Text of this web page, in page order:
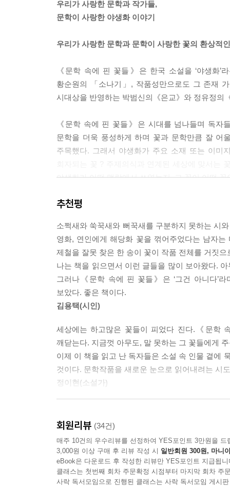
찬바람이 불어 두꺼운 외투를 입고 갔는데, 그곳
고, 가로수도 전부 산수유였다. 산수유뿐만 아니
니는 발견하지 못했다. --- p.112
《혼불》에는 왜 여뀌가 자주 등장할까. 소설의
가 ‘여뀌 요’자라는 것을 알면서 그 궁금증이 풀
만발했으면 이런 이름까지 얻었을까. 요천에 여뀌
‘능소화를 집안에서 키우면 좋지 않다’는 말은
소화 꽃가루 때문에 시력을 잃을 위험은 거의 없
이런 해당화가《토지》에 반복적으로 나오는 이
그런데 이 해당화가 멸종 위기까지 몰린 적이 있
980년대 말에는 동해안에서 해당화를 거의 볼 수
년 강원도 삼척 주민들이 ‘해당화 심기 운동’을 시
소설에서 묘사도 심상치 않지만, 얼레지는 한번
기 때문이다. 얼레지가 꽃잎을 확 젖히는 이유는
숲》에서 “꽃잎을 뒤로 활짝 젖히고 암술이 늘어
반면 꽃에 대한 의욕이 지나쳤는지, 단편 하나에
에서 소설을 읽다보니 꽃에 대한 작가들의 관심 정
‘그래도 개나리가 나오잖아. 개나리를 소재로 삼
--- p.320
우리가 사랑한 문학과 작가들,
문학이 사랑한 야생화 이야기
우리가 사랑한 문학과 문학이 사랑한 꽃의 환상적
《문학 속에 핀 꽃들》은 한국 소설을 ‘야생화
황순원의 「소나기」, 작품성만으로도 그 존재
시대상을 반영하는 박범신의《은교》와 정유정
《문학 속에 핀 꽃들》은 시대를 넘나들며 독자
문학을 더욱 풍성하게 하며 꽃과 문학만큼 잘 어
주목했다. 그래서 야생화가 주요 소재 또는 이미
야생화가 어떤 맥락에서 쓰였는지, 그 꽃이 어떤
꽃과 문학작품과의 환상적인 마리아주는《문학
이밖에도 박범신의《은교》에서 은교를 묘사할
대표적인 예이다.
33개의 소설로 만나는 100개의 꽃
《문학 속에 핀 꽃들》은 소설에 가끔 등장하는
맞지 않고, 옥수수는 우리나라에 건너온 시기가
표현한 것은 잘못이라고 썼다. 또 김유정의 「동
점을 알지 못한 출판사에서 표지에 빨간 동백꽃을
저자가 직접 작가와 소통하며 자료를 수집하고
소설《칼의 노래》에 왜 쑥부쟁이와 옥수수를
최명희의《혼불》에 왜 ‘여뀌’가 반복적으로 등
강이 흐르는데, ‘요’자가 바로 ‘여뀌 요’자다. 남원
이렇듯 저자는 33개의 다양한 소설 작품을 다루면
추천평
소쩍새와 쑥꾹새와 뻐꾹새를 구분하지 못하는 시
영화, 연인에게 해당화 꽃을 꺾어주었다는 남자
제철을 잘못 찾은 한 송이 꽃이 작품 전체를 거짓으
나는 책을 읽으면서 이런 글들을 많이 보아왔다.
그러나《문학 속에 핀 꽃들》은 ‘그건 아니다’
보았다. 좋은 책이다.
김용택(시인)
세상에는 하고많은 꽃들이 피었다 진다.《문학
깨닫는다. 지금껏 아무도, 말 못하는 그 꽃들에게
이제 이 책을 읽고 난 독자들은 소설 속 인물 곁에
것이다. 문학작품을 새로운 눈으로 읽어내려는 시
정이현(소설가)
꽃을 이해할 수 있는 기회를 내놓은 것 같아 반갑다.
꽃과 나무, 풀들은 지역마다 이명에서 오는 혼동
읽는 독자들에게 큰 선물이다. 강원 지방에서
개동백나무라 불렀다. 또 산수유는 이른 봄 생강
있다. 저자는 이 두 가지 차이를 명확하게 설명하고
회원리뷰 (34건)
매주 10건의 우수리뷰를 선정하여 YES포인트 3만원을 드
3,000원 이상 구매 후 리뷰 작성 시 일반회원 300원, 마니
eBook은 다운로드 후 작성한 리뷰만 YES포인트 지급됩니
클래스는 첫번째 회차 주문확정 시점부터 마지막 회차 주
사락 독서모임으로 진행된 클래스는 사락 독서모임 게시